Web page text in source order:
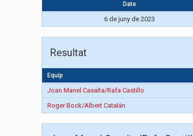
Date
6 de juny de 2023
Resultat
Equip
Joan Manel Casalta/Rafa Castillo
Roger Bock/Albert Catalán